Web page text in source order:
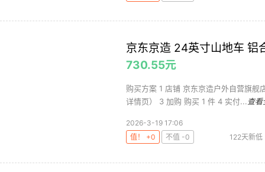
京东京造 24英寸山地车 铝
730.55元
购买方案 1 店铺 京东京造户外自营旗
详情页） 3 加购 购买 1 件 4 实付... 查看
2026-3-19 17:06
值！ +0
不值 -0 122天新低